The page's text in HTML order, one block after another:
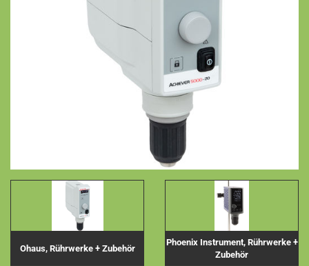
Ohaus, Rührwerke + Zubehör
Phoenix Instrument, Rührwerke +
Zubehör